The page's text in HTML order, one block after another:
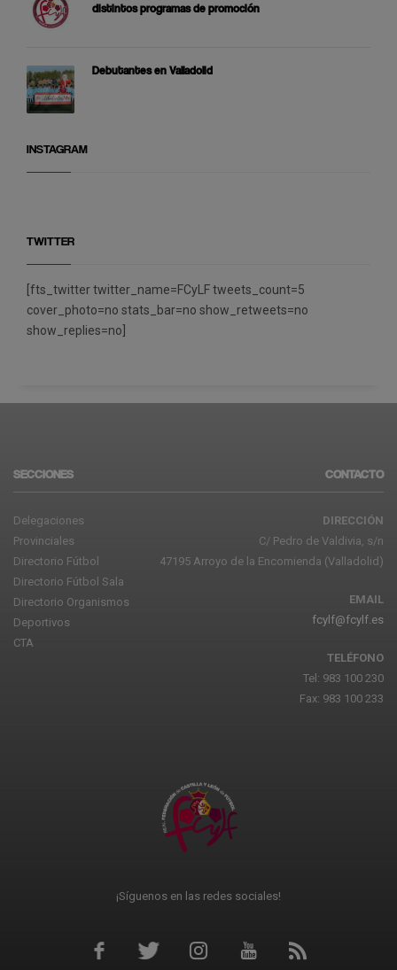
distintos programas de promoción
Debutantes en Valladolid
INSTAGRAM
TWITTER
[fts_twitter twitter_name=FCyLF tweets_count=5
cover_photo=no stats_bar=no show_retweets=no
show_replies=no]
SECCIONES
Delegaciones
Provinciales
Directorio Fútbol
Directorio Fútbol Sala
Directorio Organismos
Deportivos
CTA
CONTACTO
DIRECCIÓN
C/ Pedro de Valdivia, s/n
47195 Arroyo de la Encomienda (Valladolid)
EMAIL
fcylf@fcylf.es
TELÉFONO
Tel: 983 100 230
Fax: 983 100 233
¡Síguenos en las redes sociales!